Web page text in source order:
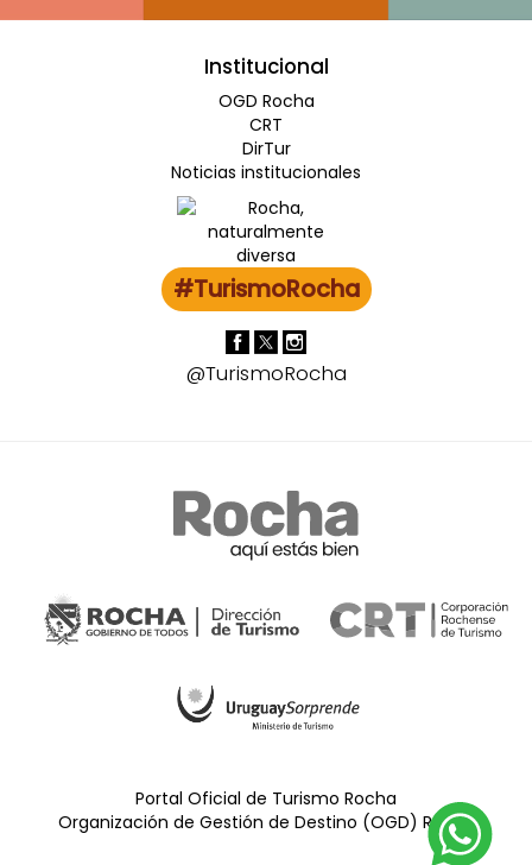
Institucional
OGD Rocha
CRT
DirTur
Noticias institucionales
#TurismoRocha
@TurismoRocha
Portal Oficial de Turismo Rocha
Organización de Gestión de Destino (OGD) Rocha